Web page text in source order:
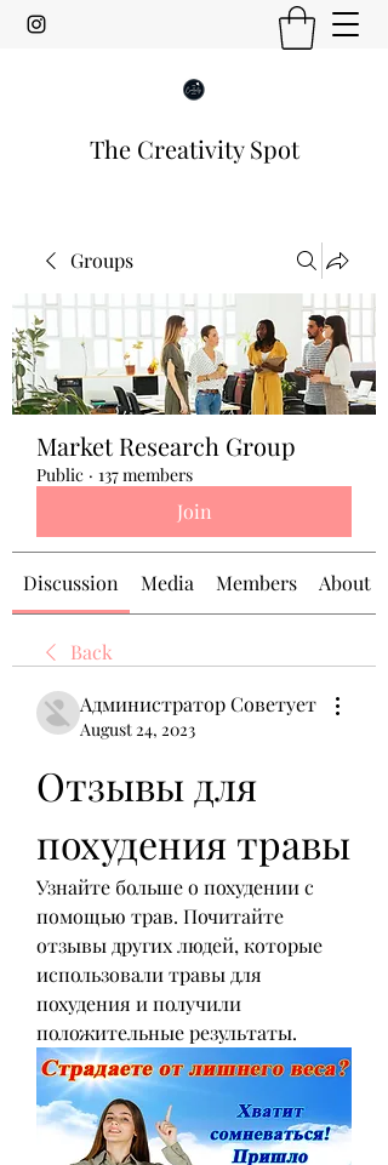
The Creativity Spot
Groups
Market Research Group
Public · 137 members
Join
Discussion Media Members About
Back
Администратор Советует
August 24, 2023
Отзывы для
похудения травы
Узнайте больше о похудении с
помощью трав. Почитайте
отзывы других людей, которые
использовали травы для
похудения и получили
положительные результаты.